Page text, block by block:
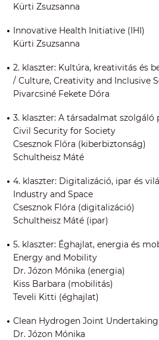
Kürti Zsuzsanna
Innovative Health Initiative (IHI)
Kürti Zsuzsanna
2. klaszter: Kultúra, kreativitás és
/ Culture, Creativity and Inclusive
Pivarcsiné Fekete Dóra
3. klaszter: A társadalmat
Civil Security for Society
Csesznok Flóra (kiberbiztonság)
Schultheisz Máté
4. klaszter: Digitalizáció, ipar és
Industry and Space
Csesznok Flóra (digitalizáció)
Schultheisz Máté (ipar)
5. klaszter: Éghajlat, energia és
Energy and Mobility
Dr. Józon Mónika (energia)
Kiss Barbara (mobilitás)
Teveli Kitti (éghajlat)
Clean Hydrogen Joint Undertaking
Dr. Józon Mónika